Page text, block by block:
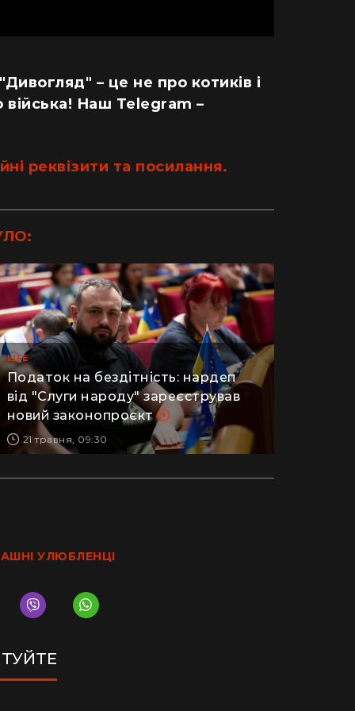
– це не про котиків і
Наш Telegram –
реквізити та посилання.
LIFE
Податок на бездітність: нардеп
від "Слуги народу" зареєстрував
новий законопроєкт
21 травня, 09:30
УЛЮБЛЕНЦІ